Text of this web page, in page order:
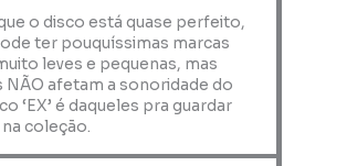
que o disco está quase perfeito,
ter pouquíssimas marcas
leves e pequenas, mas
NÃO afetam a sonoridade do
‘EX’ é daqueles pra guardar
coleção.